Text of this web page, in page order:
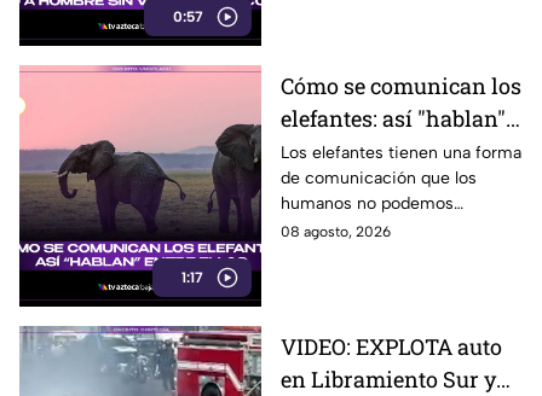
0:57
1:17
Cómo se comunican los
elefantes: así "hablan"
entre ellos
Los elefantes tienen una forma
de comunicación que los
humanos no podemos
escuchar, ellos “hablan” de una
08 agosto, 2026
VIDEO: EXPLOTA auto
en Libramiento Sur y